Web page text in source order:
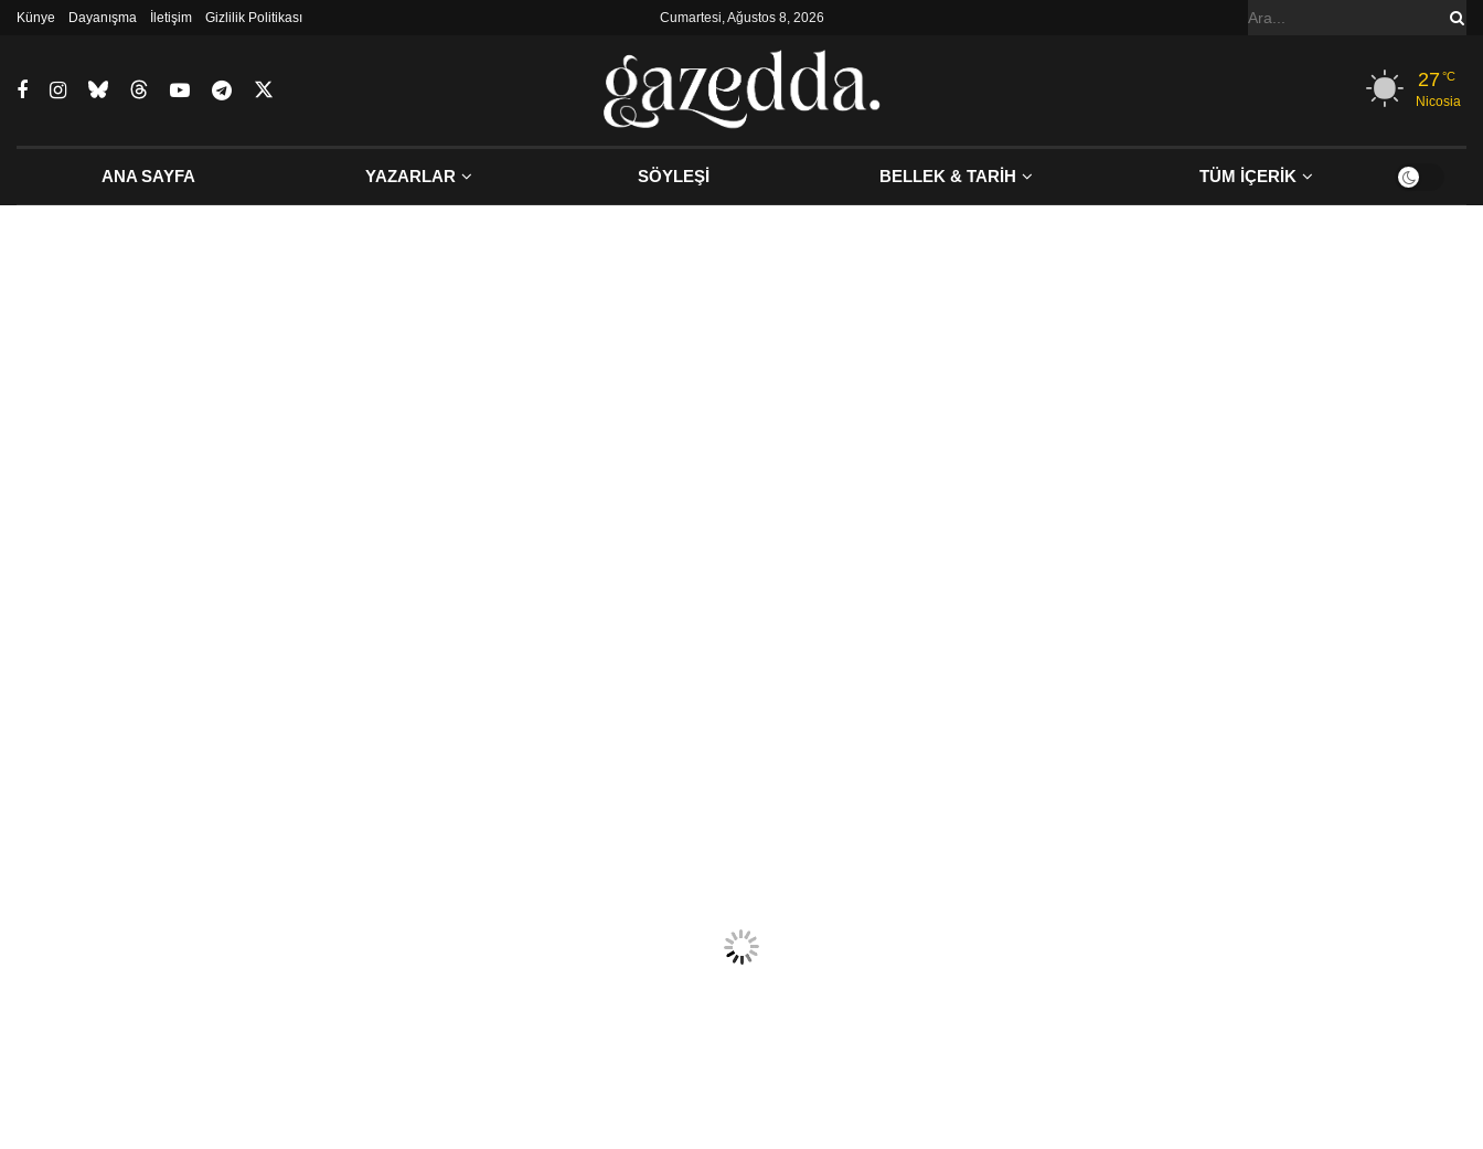
Künye Dayanışma İletişim Gizlilik Politikası Cumartesi, Ağustos 8, 2026
27°C
Nicosia
ANA SAYFA YAZARLAR SÖYLEŞİ BELLEK & TARİH TÜM İÇERİK